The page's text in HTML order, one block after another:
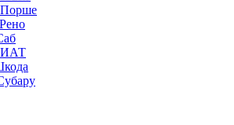
Порше